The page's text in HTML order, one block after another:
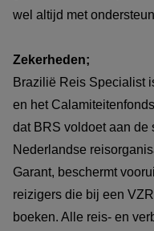
wel altijd met
Zekerheden;
Brazilië Reis Specialist
en het
dat BRS voldoet aan de
Nederlandse
Garant, beschermt
reizigers die bij een
boeken. Alle reis- en